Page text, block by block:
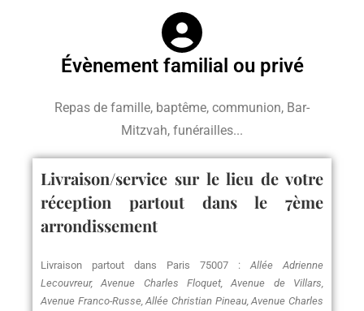
Évènement familial ou privé
Repas de famille, baptême, communion, Bar-
Mitzvah, funérailles...
Livraison/service sur le lieu de votre
réception partout dans le 7ème
arrondissement​
Livraison partout dans Paris 75007 : Allée Adrienne
Lecouvreur, Avenue Charles Floquet, Avenue de Villars,
Avenue Franco-Russe, Allée Christian Pineau, Avenue Charles